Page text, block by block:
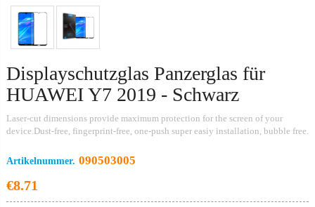
Displayschutzglas Panzerglas für
HUAWEI Y7 2019 - Schwarz
Laser-cut dimensions provide maximum protection for the screen of your
device.Dust-free, fingerprint-free, one-push super easiy installation, bubble free.
Artikelnummer. 090503005
€8.71